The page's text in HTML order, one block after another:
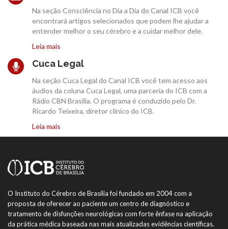
Na seção Consciência no Dia a Dia do Canal ICB você
encontrará artigos selecionados que podem lhe ajudar a
entender melhor o seu cérebro e a cuidar melhor dele.
Leia mais
Cuca Legal
Na seção Cuca Legal do Canal ICB você tem acesso aos
áudios da coluna Cuca Legal, uma parceria do ICB com a
Rádio CBN Brasília. O programa é conduzido pelo Dr.
Ricardo Teixeira, diretor clinico do ICB.
Leia mais
O Instituto do Cérebro de Brasília foi fundado em 2004 com a
proposta de oferecer ao paciente um centro de diagnóstico e
tratamento de disfunções neurológicas com forte ênfase na aplicação
da prática médica baseada nas mais atualizadas evidências científicas.